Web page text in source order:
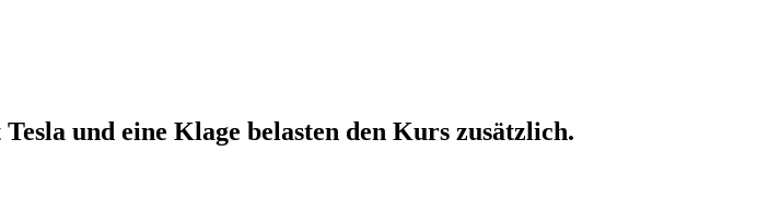
und eine Klage belasten den Kurs zusätzlich.